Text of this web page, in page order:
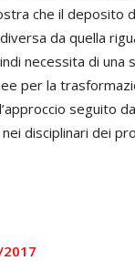
che il deposito
da quella
necessita di una
per la
seguito
disciplinari dei